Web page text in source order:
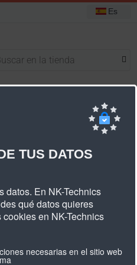
Es
Poleas dentadas estándar
19,05mm
Diámetro Ancho
TUS DATOS
datos. En NK-Technics
qué datos quieres
en NK-Technics
necesarias en el sitio web